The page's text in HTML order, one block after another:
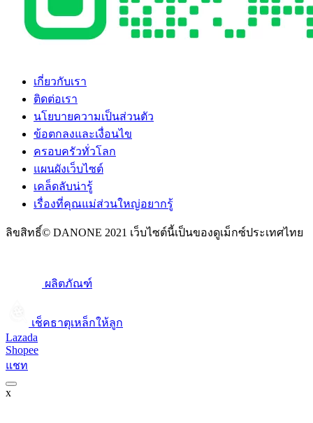
เกี่ยวกับเรา
ติดต่อเรา
นโยบายความเป็นส่วนตัว
ข้อตกลงและเงื่อนไข
ครอบครัวทั่วโลก
แผนผังเว็บไซต์
เคล็ดลับน่ารู้
เรื่องที่คุณแม่ส่วนใหญ่อยากรู้
ลิขสิทธิ์© DANONE 2021 เว็บไซต์นี้เป็นของดูเม็กซ์ประเทศไทย
ผลิตภัณฑ์
เช็คธาตุเหล็กให้ลูก​
Lazada
Shopee
แชท
x